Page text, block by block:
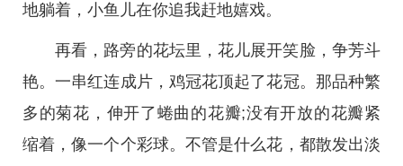
地躺着，小鱼儿在你追我赶地嬉戏。
再看，路旁的花坛里，花儿展开笑脸，争芳斗
艳。一串红连成片，鸡冠花顶起了花冠。那品种繁
多的菊花，伸开了蜷曲的花瓣;没有开放的花瓣紧
缩着，像一个个彩球。不管是什么花，都散发出淡